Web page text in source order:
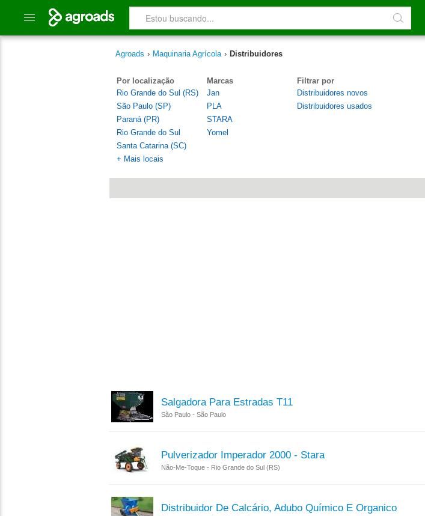
Agroads › Maquinaria Agrícola › Distribuidores
Por localização
Rio Grande do Sul (RS)
São Paulo (SP)
Paraná (PR)
Rio Grande do Sul
Santa Catarina (SC)
+ Mais locais
Marcas
Jan
PLA
STARA
Yomel
Filtrar por
Distribuidores novos
Distribuidores usados
Salgadora Para Estradas T11
São Paulo - São Paulo
Pulverizador Imperador 2000 - Stara
Não-Me-Toque - Rio Grande do Sul (RS)
Distribuidor De Calcário, Adubo Químico E Organico